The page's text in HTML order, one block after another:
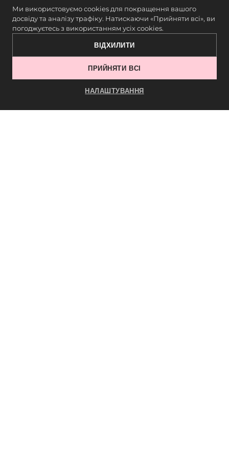
Рекомендації:
Використовуйте сертифіковані
Перевіряйте консистенцію, термін
придатності й запах.
Ми використовуємо cookies для покращення вашого
досвіду та аналізу трафіку. Натискаючи «Прийняти всі», ви
погоджуєтесь з використанням усіх cookies.
НАЛАШТУВАННЯ
ВІДХИЛИТИ
ПРИЙНЯТИ ВСІ